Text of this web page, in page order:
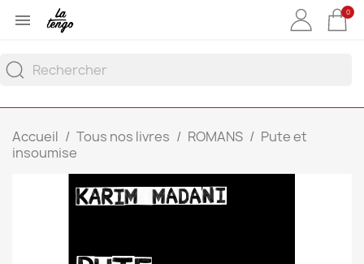
 0
Accueil Tous nos livres ROMANS
Pute et
insoumise